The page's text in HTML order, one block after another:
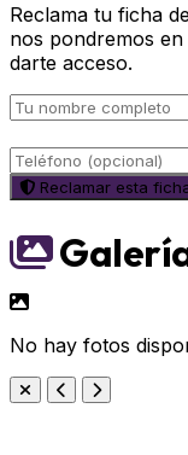
Reclama tu ficha
nos pondremos
darte acceso.
Reclamar esta
No hay fotos